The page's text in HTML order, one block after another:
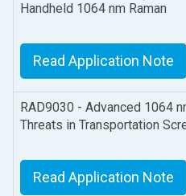
Handheld 1064 nm Raman
Read Application Note
RAD9030 - Advanced 1064
Threats in Transportation
Read Application Note